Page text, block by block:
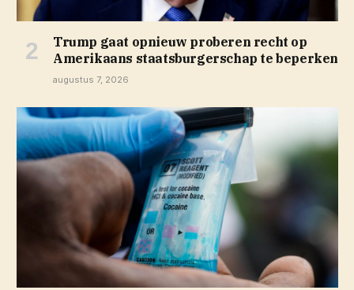
Trump gaat opnieuw proberen recht op
Amerikaans staatsburgerschap te beperken
augustus 7, 2026